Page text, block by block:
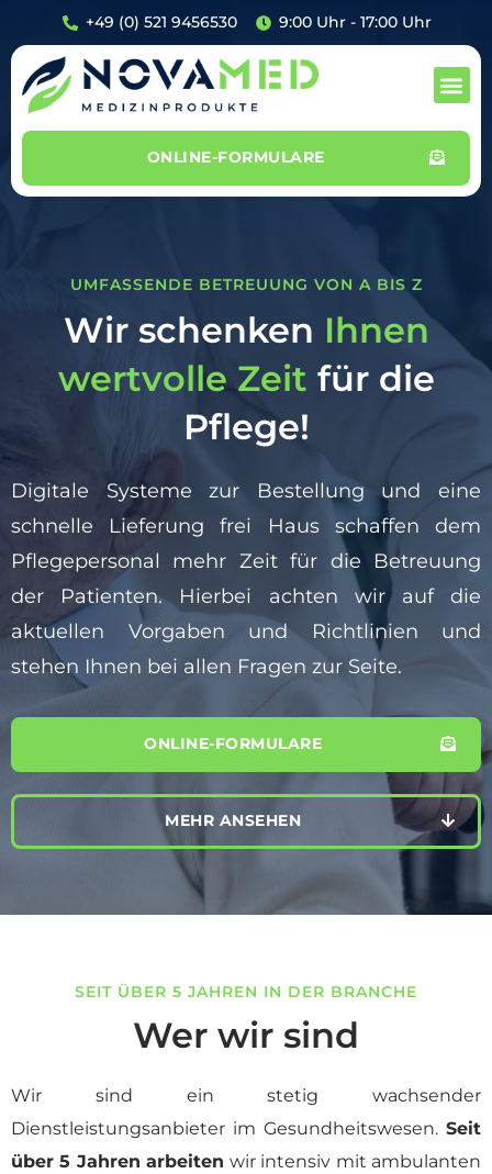
+49 (0) 521 9456530 9:00 Uhr - 17:00 Uhr
ONLINE-FORMULARE
UMFASSENDE BETREUUNG VON A BIS Z
Wir schenken Ihnen
wertvolle Zeit für die
Pflege!
Digitale Systeme zur Bestellung und eine
schnelle Lieferung frei Haus schaffen dem
Pflegepersonal mehr Zeit für die Betreuung
der Patienten. Hierbei achten wir auf die
aktuellen Vorgaben und Richtlinien und
stehen Ihnen bei allen Fragen zur Seite.
ONLINE-FORMULARE
MEHR ANSEHEN
SEIT ÜBER 5 JAHREN IN DER BRANCHE
Wer wir sind
Wir sind ein stetig wachsender
Dienstleistungsanbieter im Gesundheitswesen. Seit
über 5 Jahren arbeiten wir intensiv mit ambulanten